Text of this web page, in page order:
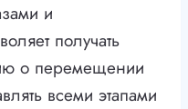
и
получать
о перемещении
всеми этапами